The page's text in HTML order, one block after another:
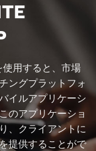
用すると、市場
ングプラットフォ
イルアプリケーシ
のアプリケーショ
、クライアントに
提供することがで